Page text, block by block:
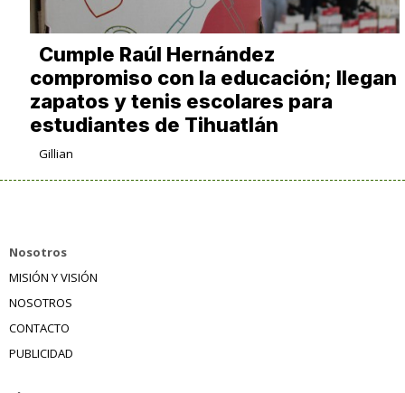
Cumple Raúl Hernández
compromiso con la educación; llegan
zapatos y tenis escolares para
estudiantes de Tihuatlán
Gillian
Nosotros
MISIÓN Y VISIÓN
NOSOTROS
CONTACTO
PUBLICIDAD